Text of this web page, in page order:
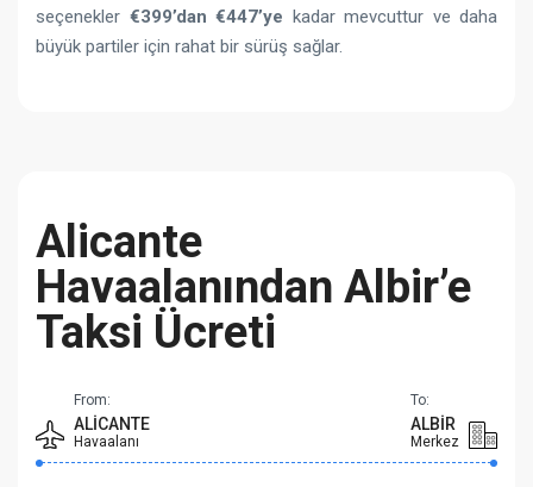
seçenekler €399’dan €447’ye kadar mevcuttur ve daha
büyük partiler için rahat bir sürüş sağlar.
Alicante
Havaalanından Albir’e
Taksi Ücreti
From:
ALICANTE
Havaalanı
To:
ALBIR
Merkez